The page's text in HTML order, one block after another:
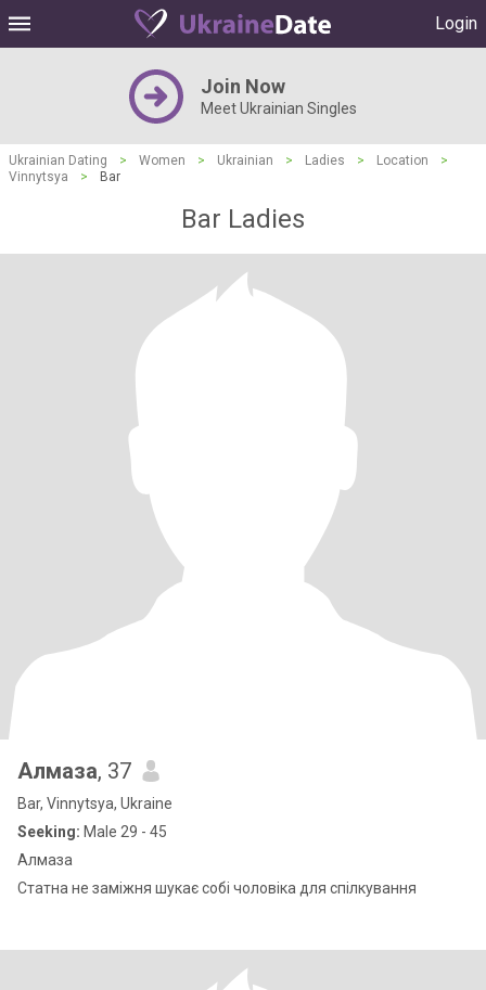
Login
Join Now
Meet Ukrainian Singles
Ukrainian Dating > Women > Ukrainian > Ladies > Location
>
Vinnytsya
> Bar
Bar Ladies
Алмаза, 37
Bar, Vinnytsya, Ukraine
Seeking: Male 29 - 45
Алмаза
Статна не заміжня шукає собі чоловіка для спілкування